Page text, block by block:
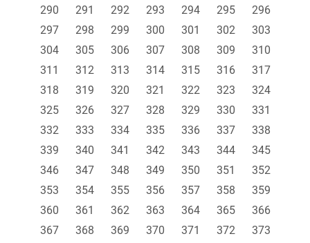
290
291 292 293 294 295
296
297
298 299 300 301 302
303
304
305 306 307 308 309
310
311
312 313 314 315 316
317
318
319 320 321 322 323
324
325
326 327 328 329 330
331
332
333 334 335 336 337
338
339
340 341 342 343 344
345
346
347 348 349 350 351
352
353
354 355 356 357 358
359
360
361 362 363 364 365
366
367
368 369 370 371 372
373